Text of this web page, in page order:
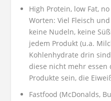
High Protein, low Fat,
Worten: Viel Fleisch
keine Nudeln, keine
jedem Produkt (u.a.
Kohlenhydrate drin
diese nicht mehr essen
Produkte sein, die
Fastfood (McDonalds,